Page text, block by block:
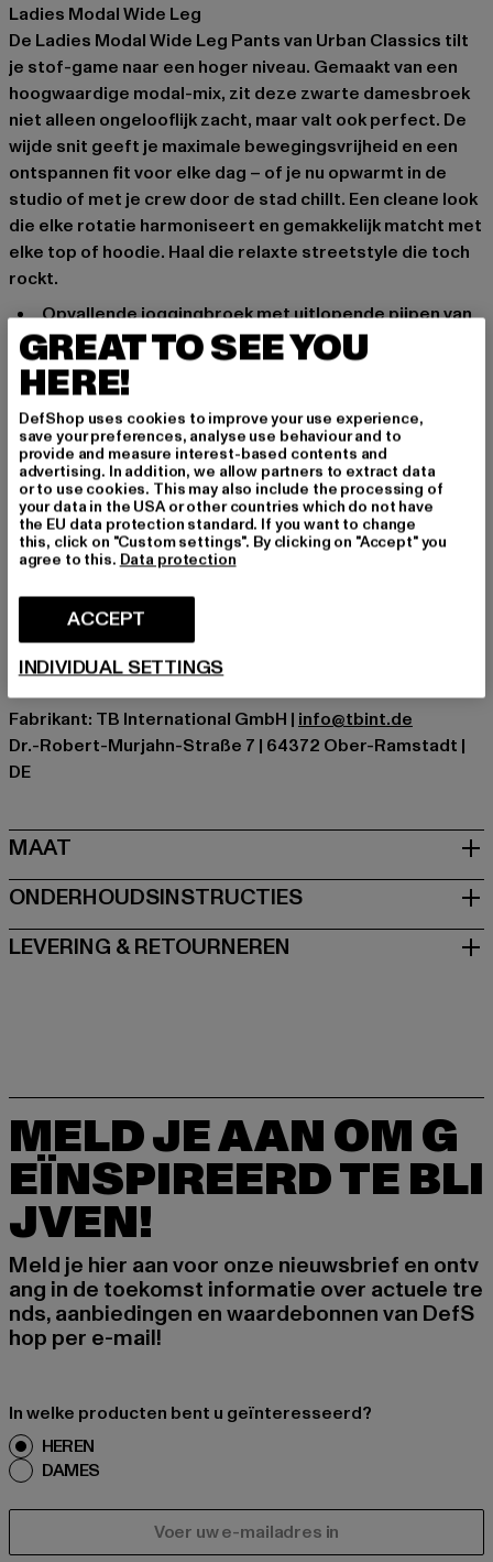
Ladies Modal Wide Leg
De Ladies Modal Wide Leg Pants van Urban Classics tilt
je stof-game naar een hoger niveau. Gemaakt van een
hoogwaardige modal-mix, zit deze zwarte damesbroek
niet alleen ongelooflijk zacht, maar valt ook perfect. De
wijde snit geeft je maximale bewegingsvrijheid en een
ontspannen fit voor elke dag – of je nu opwarmt in de
studio of met je crew door de stad chillt. Een cleane look
die elke rotatie harmoniseert en gemakkelijk matcht met
elke top of hoodie. Haal die relaxte streetstyle die toch
rockt.
Opvallende joggingbroek met uitlopende pijpen van
Urban Classics
Trekkoord aan de binnenkant van de elastische
tailleband zorgt voor een stevige grip
Zacht vloeiend materiaal zorgt voor een uitstekend
draagcomfort
Puur katoen met stretch voor extra comfort
Gelegenheid: Alledaags
Merk: Urban Classics
Kategori: Chinos
Kleur fabrikant: black
Materiële samenstelling: 77% Modal, 23% Polyester
Art.Nr: TB5004-00007
Fabrikant: TB International GmbH | info@tbint.de
Dr.-Robert-Murjahn-Straße 7 | 64372 Ober-Ramstadt |
DE
MAAT
ONDERHOUDSINSTRUCTIES
LEVERING & RETOURNEREN
MELD JE AAN OM G
EÏNSPIREERD TE BLI
JVEN!
Meld je hier aan voor onze nieuwsbrief en ontv
ang in de toekomst informatie over actuele tre
nds, aanbiedingen en waardebonnen van DefS
hop per e-mail!
In welke producten bent u geïnteresseerd?
HEREN
DAMES
GREAT TO SEE YOU
HERE!
DefShop uses cookies to improve your use experience,
save your preferences, analyse use behaviour and to
provide and measure interest-based contents and
advertising. In addition, we allow partners to extract data
or to use cookies. This may also include the processing of
your data in the USA or other countries which do not have
the EU data protection standard. If you want to change
this, click on "Custom settings". By clicking on "Accept" you
agree to this. Data protection
ACCEPT
INDIVIDUAL SETTINGS